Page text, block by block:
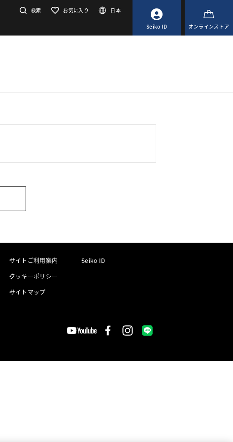
検索 お気に入り 日本
Seiko ID オンラインストア
サイトご利用案内
クッキーポリシー
サイトマップ
Seiko ID